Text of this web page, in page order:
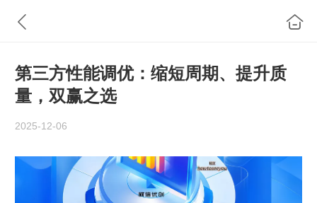
第三方性能调优：缩短周期、提升质
量，双赢之选
2025-12-06